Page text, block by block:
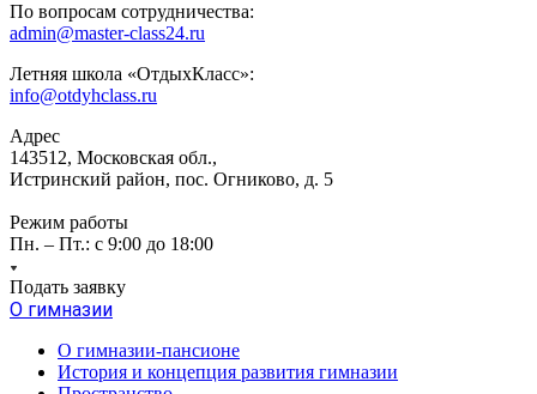
По вопросам сотрудничества:
admin@master-class24.ru
Летняя школа «ОтдыхКласс»:
info@otdyhclass.ru
Адрес
143512, Московская обл.,
Истринский район, пос. Огниково, д. 5
Режим работы
Пн. – Пт.: с 9:00 до 18:00
Подать заявку
О гимназии
О гимназии-пансионе
История и концепция развития гимназии